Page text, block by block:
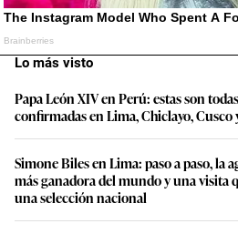
Lo más visto
Papa León XIV en Perú: estas son
confirmadas en Lima, Chiclayo, Cusco
Simone Biles en Lima: paso a paso, la
más ganadora del mundo y una visita
una selección nacional